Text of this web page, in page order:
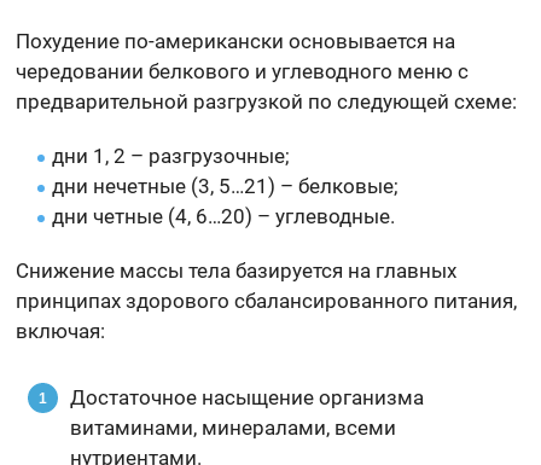
Похудение по-американски основывается на
чередовании белкового и углеводного меню с
предварительной разгрузкой по следующей схеме:
дни 1, 2 – разгрузочные;
дни нечетные (3, 5…21) – белковые;
дни четные (4, 6…20) – углеводные.
Снижение массы тела базируется на главных
принципах здорового сбалансированного питания,
включая:
Достаточное насыщение организма
витаминами, минералами, всеми
нутриентами.